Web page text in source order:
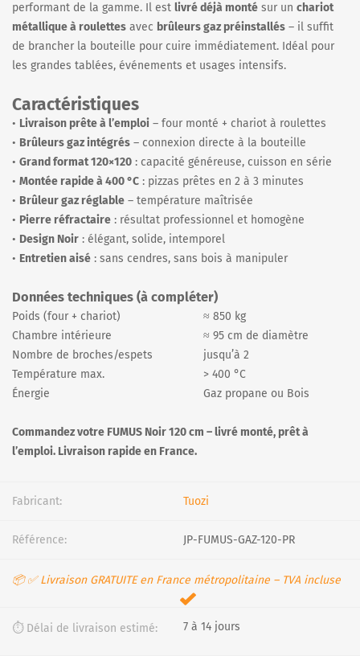
performant de la gamme. Il est livré déjà monté sur un chariot
métallique à roulettes avec brûleurs gaz préinstallés – il suffit
de brancher la bouteille pour cuire immédiatement. Idéal pour
les grandes tablées, événements et usages intensifs.
Caractéristiques
• Livraison prête à l’emploi – four monté + chariot à roulettes
• Brûleurs gaz intégrés – connexion directe à la bouteille
• Grand format 120×120 : capacité généreuse, cuisson en série
• Montée rapide à 400 °C : pizzas prêtes en 2 à 3 minutes
• Brûleur gaz réglable – température maîtrisée
• Pierre réfractaire : résultat professionnel et homogène
• Design Noir : élégant, solide, intemporel
• Entretien aisé : sans cendres, sans bois à manipuler
Données techniques (à compléter)
Poids (four + chariot)
≈ 850 kg
Chambre intérieure
≈ 95 cm de diamètre
Nombre de broches/espets
jusqu’à 2
Température max.
> 400 °C
Énergie
Gaz propane ou Bois
Commandez votre FUMUS Noir 120 cm – livré monté, prêt à
l’emploi. Livraison rapide en France.
Fabricant: Tuozi
Référence: JP-FUMUS-GAZ-120-PR
📦 ✅ Livraison GRATUITE en France métropolitaine – TVA incluse
⏱️ Délai de livraison estimé: 7 à 14 jours